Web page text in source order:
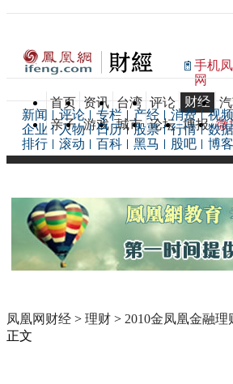
手机
网
首页 资讯 台湾 评论 财经
亲子 游戏 城市 论坛 博报 微
新闻 评论 专栏 产经 消费 视频
企业
人物 日历 股票 行情 数据
排行
滚动 百科 黑马 股吧 博客
凤凰网财经 > 理财 > 2010金凤凰金融
正文